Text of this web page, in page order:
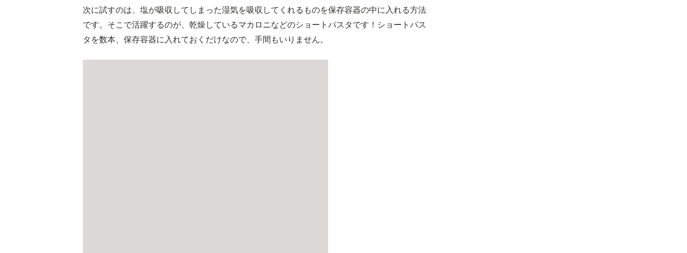
次に試すのは、塩が吸収してしまった湿気を吸収してくれるものを保存容器の中に入れる方法
です。そこで活躍するのが、乾燥しているマカロニなどのショートパスタです！ショートパス
タを数本、保存容器に入れておくだけなので、手間もいりません。